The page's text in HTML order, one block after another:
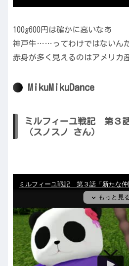
100g600円は確かに高いなあ
神戸牛……ってわけではないん
赤身が多く見えるのはアメリカ
MikuMikuDance
ミルフィーユ戦記 第３
（スノスノ さん）